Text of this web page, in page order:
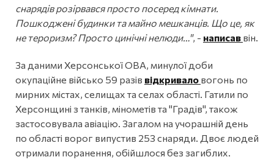
снарядів розірвався просто посеред кімнати.
Пошкоджені будинки та майно мешканців. Що це, як
не тероризм? Просто цинічні нелюди…", - написав він.
За даними Херсонської ОВА, минулої доби
окупаційне військо 59 разів відкривало вогонь по
мирних містах, селищах та селах області. Гатили по
Херсонщині з танків, мінометів та "Градів", також
застосовувала авіацію. Загалом на учорашній день
по області ворог випустив 253 снаряди. Двоє людей
отримали поранення, обійшлося без загиблих.